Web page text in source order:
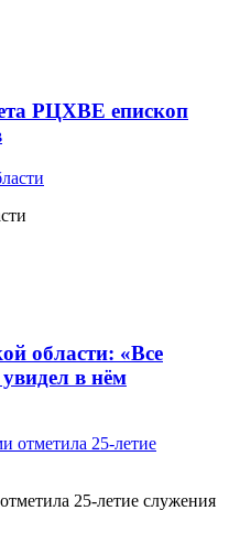
РЦХВЕ епископ
области: «Все
в нём
25-летие служения